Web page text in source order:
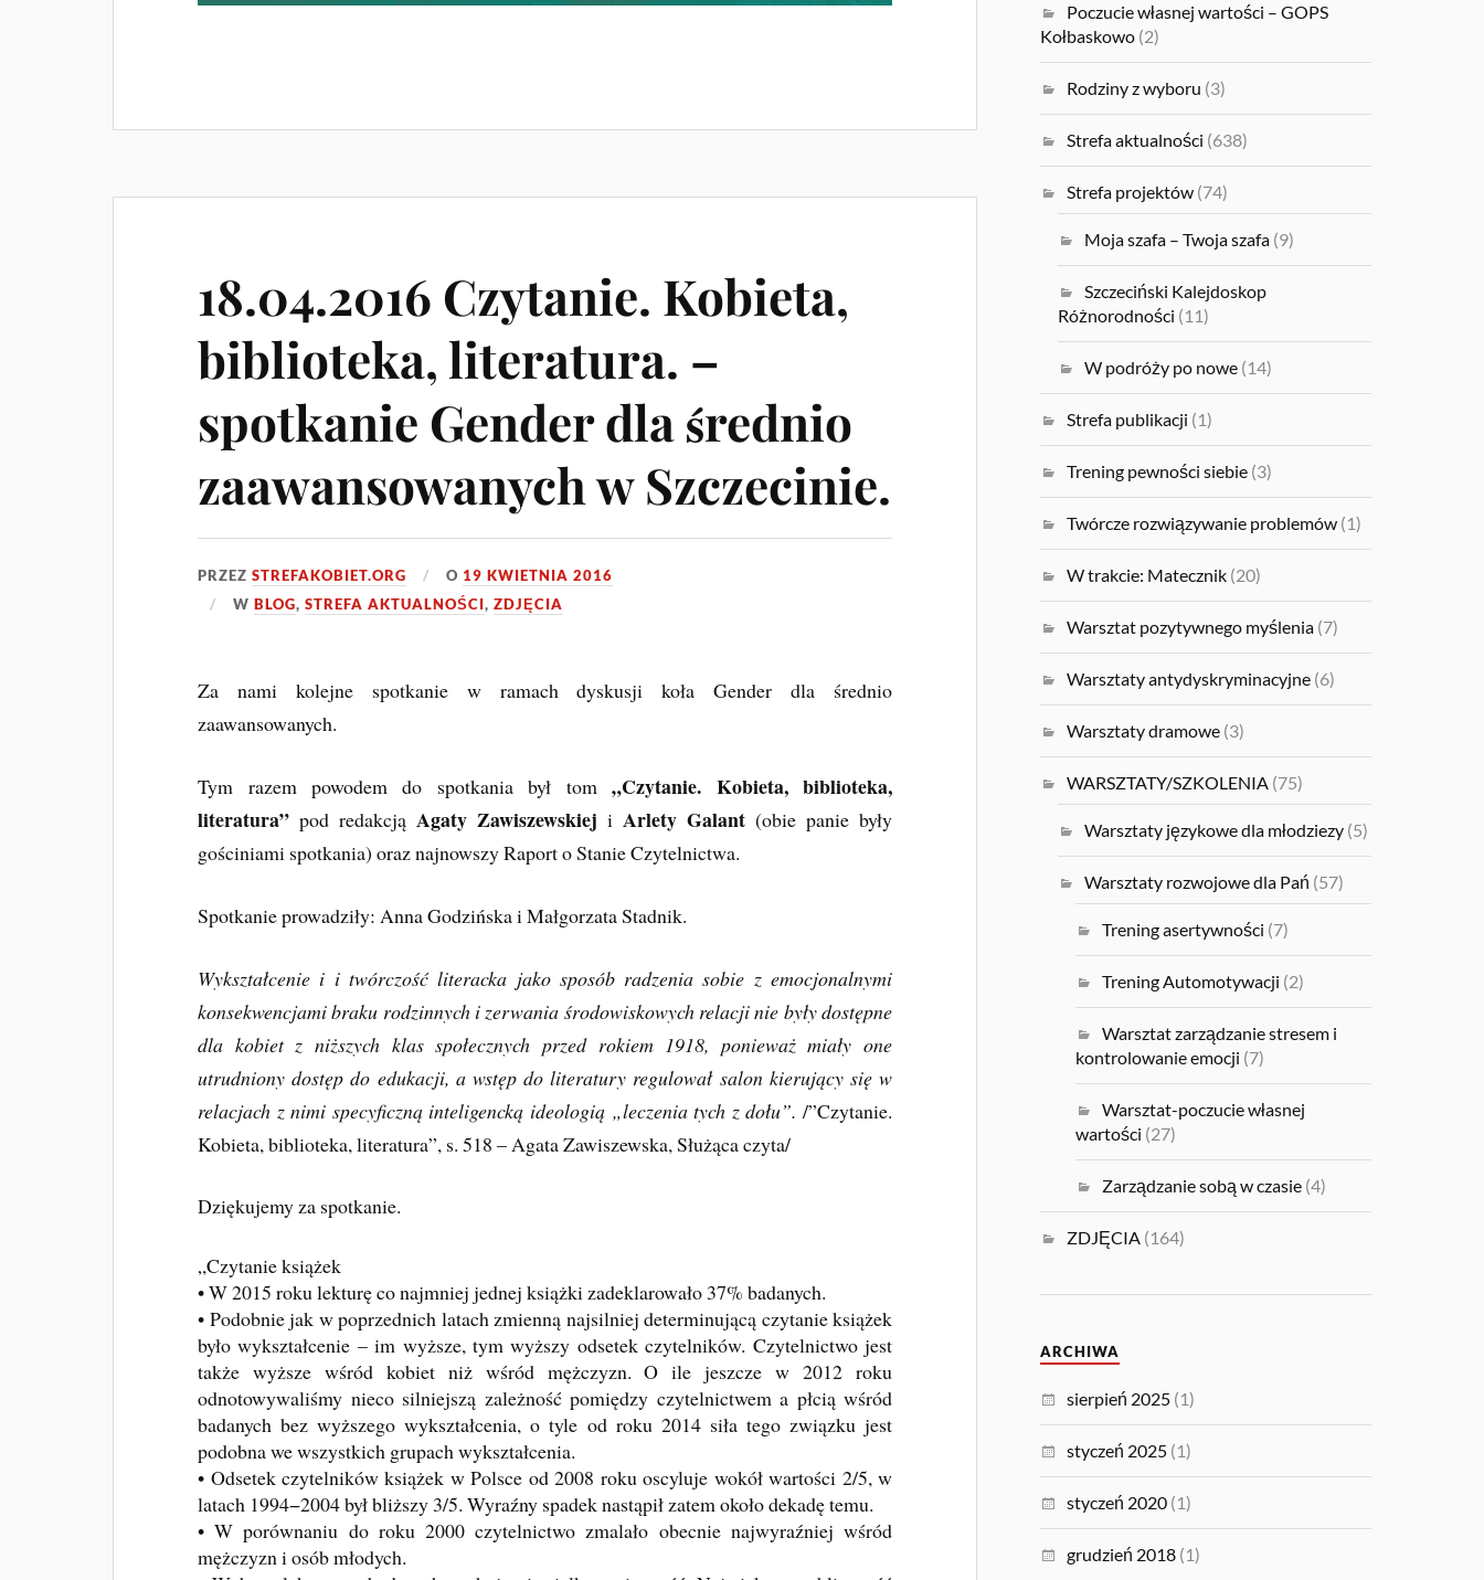
18.04.2016 Czytanie. Kobieta,
biblioteka, literatura. –
spotkanie Gender dla średnio
zaawansowanych w Szczecinie.
PRZEZSTREFAKOBIET.ORG O 19 KWIETNIA 2016
WBLOG,STREFA AKTUALNOŚCI,ZDJĘCIA
Za nami kolejne spotkanie w ramach dyskusji koła Gender dla średnio
zaawansowanych.
Tym razem powodem do spotkania był tom„Czytanie. Kobieta, biblioteka,
literatura” pod redakcjąAgaty Zawiszewskiej i Arlety Galant (obie panie były
gościniami spotkania) oraz najnowszy Raport o Stanie Czytelnictwa.
Spotkanie prowadziły: Anna Godzińska i Małgorzata Stadnik.
Wykształcenie i i twórczość literacka jako sposób radzenia sobie z emocjonalnymi
konsekwencjami braku rodzinnych i zerwania środowiskowych relacji nie były dostępne
dla kobiet z niższych klas społecznych przed rokiem 1918, ponieważ miały one
utrudniony dostęp do edukacji, a wstęp do literatury regulował salon kierujący się w
relacjach z nimi specyficzną inteligencką ideologią „leczenia tych z dołu”./”Czytanie.
Kobieta, biblioteka, literatura”, s. 518 – Agata Zawiszewska, Służąca czyta/
Dziękujemy za spotkanie.
„Czytanie książek
• W 2015 roku lekturę co najmniej jednej książki zadeklarowało 37% badanych.
• Podobnie jak w poprzednich latach zmienną najsilniej determinującą czytanie książek
było wykształcenie – im wyższe, tym wyższy odsetek czytelników. Czytelnictwo jest
także wyższe wśród kobiet niż wśród mężczyzn. O ile jeszcze w 2012 roku
odnotowywaliśmy nieco silniejszą zależność pomiędzy czytelnictwem a płcią wśród
badanych bez wyższego wykształcenia, o tyle od roku 2014 siła tego związku jest
podobna we wszystkich grupach wykształcenia.
• Odsetek czytelników książek w Polsce od 2008 roku oscyluje wokół wartości 2/5, w
latach 1994−2004 był bliższy 3/5. Wyraźny spadek nastąpił zatem około dekadę temu.
• W porównaniu do roku 2000 czytelnictwo zmalało obecnie najwyraźniej wśród
mężczyzn i osób młodych.
Poczucie własnej wartości – GOPS
Kołbaskowo (2)
Rodziny z wyboru (3)
Strefa aktualności (638)
Strefa projektów (74)
Moja szafa – Twoja szafa (9)
Szczeciński Kalejdoskop
Różnorodności (11)
W podróży po nowe (14)
Strefa publikacji (1)
Trening pewności siebie (3)
Twórcze rozwiązywanie problemów (1)
W trakcie: Matecznik (20)
Warsztat pozytywnego myślenia (7)
Warsztaty antydyskryminacyjne (6)
Warsztaty dramowe (3)
WARSZTATY/SZKOLENIA (75)
Warsztaty językowe dla młodziezy (5)
Warsztaty rozwojowe dla Pań (57)
Trening asertywności (7)
Trening Automotywacji (2)
Warsztat zarządzanie stresem i
kontrolowanie emocji (7)
Warsztat-poczucie własnej
wartości (27)
Zarządzanie sobą w czasie (4)
ZDJĘCIA (164)
ARCHIWA
sierpień 2025 (1)
styczeń 2025 (1)
styczeń 2020 (1)
grudzień 2018 (1)